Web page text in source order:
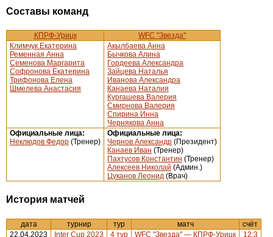
Составы команд
КПРФ-Урицк
WFC "Звезда"
Климчук Екатерина
Ременная Анна
Семенова Маргарита
Софронова Екатерина
Трифонова Елена
Шмелева Анастасия
Акылбаева Анна
Бычкова Алина
Гордеева Александра
Зайцева Наталья
Иванова Александра
Канаева Наталия
Кургашева Валерия
Смирнова Валерия
Спирина Инна
Чернякова Анна
Официальные лица:
Неклюдов Федор (Тренер)
Официальные лица:
Чернов Александр (Президент)
Канаев Иван (Тренер)
Пахтусов Константин (Тренер)
Алексеев Николай (Админ.)
Цуканов Леонид (Врач)
История матчей
дата турнир тур матч
счёт
22.04.2023
Inter Cup 2023 4 тур WFC "Звезда" — КПРФ-Урицк 12:3